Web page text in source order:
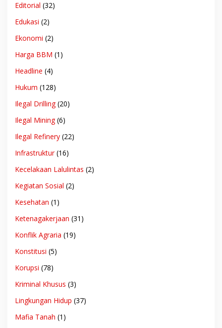
Editorial (32)
Edukasi (2)
Ekonomi (2)
Harga BBM (1)
Headline (4)
Hukum (128)
Ilegal Drilling(20)
Ilegal Mining(6)
Ilegal Refinery (22)
Infrastruktur(16)
Kecelakaan Lalulintas (2)
Kegiatan Sosial (2)
Kesehatan (1)
Ketenagakerjaan (31)
Konflik Agraria (19)
Konstitusi (5)
Korupsi (78)
Kriminal Khusus (3)
Lingkungan Hidup (37)
Mafia Tanah (1)